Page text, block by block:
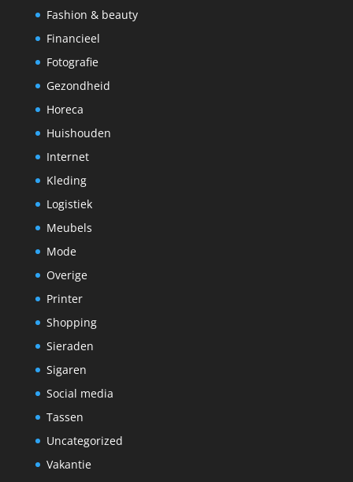
Fashion & beauty
Financieel
Fotografie
Gezondheid
Horeca
Huishouden
Internet
Kleding
Logistiek
Meubels
Mode
Overige
Printer
Shopping
Sieraden
Sigaren
Social media
Tassen
Uncategorized
Vakantie